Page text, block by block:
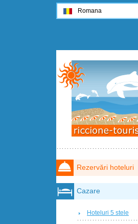
Rezervări hoteluri
Cazare
Hoteluri 5 stele
Romana